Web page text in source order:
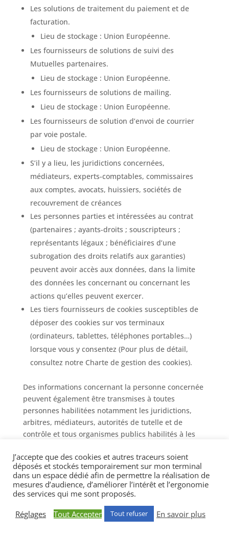
Les solutions de traitement du paiement et de
facturation.
Lieu de stockage : Union Européenne.
Les fournisseurs de solutions de suivi des
Mutuelles partenaires.
Lieu de stockage : Union Européenne.
Les fournisseurs de solutions de mailing.
Lieu de stockage : Union Européenne.
Les fournisseurs de solution d’envoi de courrier
par voie postale.
Lieu de stockage : Union Européenne.
S’il y a lieu, les juridictions concernées,
médiateurs, experts-comptables, commissaires
aux comptes, avocats, huissiers, sociétés de
recouvrement de créances
Les personnes parties et intéressées au contrat
(partenaires ; ayants-droits ; souscripteurs ;
représentants légaux ; bénéficiaires d’une
subrogation des droits relatifs aux garanties)
peuvent avoir accès aux données, dans la limite
des données les concernant ou concernant les
actions qu’elles peuvent exercer.
Les tiers fournisseurs de cookies susceptibles de
déposer des cookies sur vos terminaux
(ordinateurs, tablettes, téléphones portables…)
lorsque vous y consentez (Pour plus de détail,
consultez notre Charte de gestion des cookies).
Des informations concernant la personne concernée
peuvent également être transmises à toutes
personnes habilitées notamment les juridictions,
arbitres, médiateurs, autorités de tutelle et de
contrôle et tous organismes publics habilités à les
tels les commissaires aux comptes, auditeurs ainsi
que les services en charge du contrôle interne.
Vos données à caractère personnel ne sont ni
communiquées, ni échangées, ni vendues ni louées
sans votre consentement exprès préalable
conformément aux dispositions légales et
J’accepte que des cookies et autres traceurs soient
déposés et stockés temporairement sur mon terminal
dans un espace dédié afin de permettre la réalisation de
mesures d’audience, d’améliorer l’intérêt et l’ergonomie
des services qui me sont proposés.
Réglages
Tout Accepter Tout refuser En savoir plus